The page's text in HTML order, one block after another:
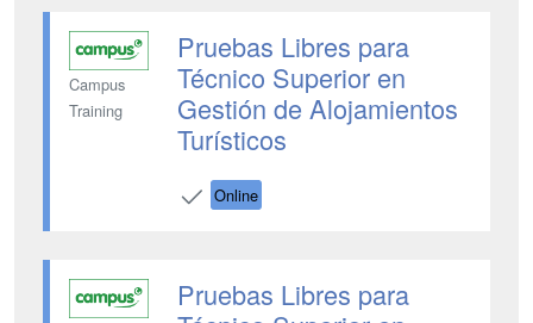
Campus
Training
Pruebas Libres para
Técnico Superior en
Gestión de Alojamientos
Turísticos
Online
Pruebas Libres para